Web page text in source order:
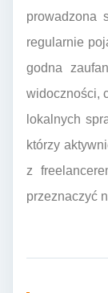
prowadzona
regularnie
godna
widoczności,
lokalnych
którzy
z
przeznaczyć